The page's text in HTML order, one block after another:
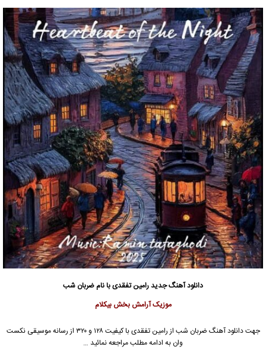
دانلود آهنگ جدیدرامین تفقدی با نام ضربان شب
موزیک آرامش بخش بیکلام
جهت دانلود آهنگ ضربان شب از رامین تفقدی با کیفیت ۱۲۸ و ۳۲۰ از رسانه موسیقی نکست
وان به ادامه مطلب مراجعه نمائید …